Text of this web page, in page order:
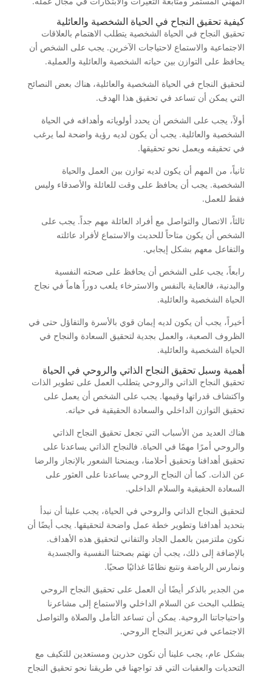
كيفية تحقيق النجاح في الحياة الشخصية والعائلية
تحقيق النجاح في الحياة الشخصية يتطلب الاهتمام بالعلاقات
الاجتماعية والاستماع لاحتياجات الآخرين. يجب على الشخص أن
يحافظ على التوازن بين حياته الشخصية والعائلية والعملية.
لتحقيق النجاح في الحياة الشخصية والعائلية، هناك بعض النصائح
التي يمكن أن تساعد في تحقيق هذا الهدف.
أولاً، يجب على الشخص أن يحدد أولوياته وأهدافه في الحياة
الشخصية والعائلية. يجب أن يكون لديه رؤية واضحة لما يرغب
في تحقيقه ويعمل نحو تحقيقها.
ثانياً، من المهم أن يكون لديه توازن بين العمل والحياة
الشخصية. يجب أن يحافظ على وقت للعائلة والأصدقاء وليس
فقط للعمل.
ثالثاً، الاتصال والتواصل مع أفراد العائلة مهم جداً. يجب على
الشخص أن يكون متاحاً للحديث والاستماع لأفراد عائلته
والتفاعل معهم بشكل إيجابي.
رابعاً، يجب على الشخص أن يحافظ على صحته النفسية
والبدنية، فالعناية بالنفس والاسترخاء يلعب دوراً هاماً في نجاح
الحياة الشخصية والعائلية.
أخيراً، يجب أن يكون لديه إيمان قوي بالأسرة والتفاؤل حتى في
الظروف الصعبة، والعمل بجدية لتحقيق السعادة والنجاح في
الحياة الشخصية والعائلية.
أهمية وسبل تحقيق النجاح الذاتي والروحي في الحياة
تحقيق النجاح الذاتي والروحي يتطلب العمل على تطوير الذات
واكتشاف قدراتها وقيمها. يجب على الشخص أن يعمل على
تحقيق التوازن الداخلي والسعادة الحقيقية في حياته.
هناك العديد من الأسباب التي تجعل تحقيق النجاح الذاتي
والروحي أمرًا مهمًا في الحياة. فالنجاح الذاتي يساعدنا على
تحقيق أهدافنا وتحقيق أحلامنا، ويمنحنا الشعور بالإنجاز والرضا
عن الذات. كما أن النجاح الروحي يساعدنا على العثور على
السعادة الحقيقية والسلام الداخلي.
لتحقيق النجاح الذاتي والروحي في الحياة، يجب علينا أن نبدأ
بتحديد أهدافنا وتطوير خطة عمل واضحة لتحقيقها. يجب أيضًا أن
نكون ملتزمين بالعمل الجاد والتفاني لتحقيق هذه الأهداف.
بالإضافة إلى ذلك، يجب أن نهتم بصحتنا النفسية والجسدية
ونمارس الرياضة ونتبع نظامًا غذائيًا صحيًا.
من الجدير بالذكر أيضًا أن العمل على تحقيق النجاح الروحي
يتطلب البحث عن السلام الداخلي والاستماع إلى مشاعرنا
واحتياجاتنا الروحية. يمكن أن تساعد التأمل والصلاة والتواصل
الاجتماعي في تعزيز النجاح الروحي.
بشكل عام، يجب علينا أن نكون حذرين ومستعدين للتكيف مع
التحديات والعقبات التي قد تواجهنا في طريقنا نحو تحقيق النجاح